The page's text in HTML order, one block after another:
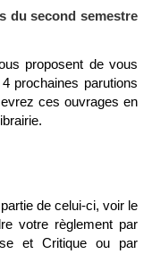
du second semestre
proposent de vous
prochaines parutions
ces ouvrages en
de celui-ci, voir le
votre règlement par
et Critique ou par